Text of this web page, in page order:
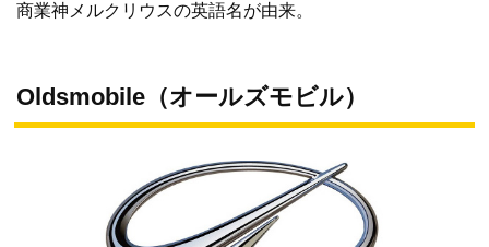
商業神メルクリウスの英語名が由来。
Oldsmobile（オールズモビル）